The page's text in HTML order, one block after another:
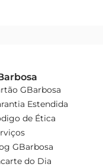
GBarbosa
Estendida
de Ética
GBarbosa
do Dia